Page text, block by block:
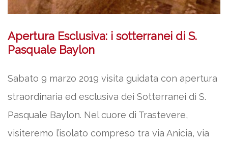
Apertura Esclusiva: i sotterranei di S.
Pasquale Baylon
Sabato 9 marzo 2019 visita guidata con apertura
straordinaria ed esclusiva dei Sotterranei di S.
Pasquale Baylon. Nel cuore di Trastevere,
visiteremo l’isolato compreso tra via Anicia, via